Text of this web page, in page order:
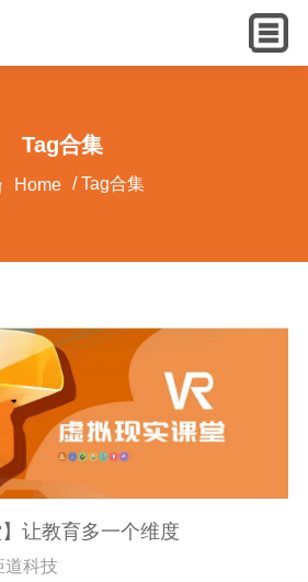
English
Tag合集
Home / Tag合集
】让教育多一个维度
道科技